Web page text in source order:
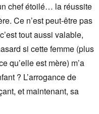
chef étoilé… la réussite
Ce n’est peut-être pas
tout aussi valable,
si cette femme (plus
qu’elle est mère) m’a
? L’arrogance de
et maintenant, sa